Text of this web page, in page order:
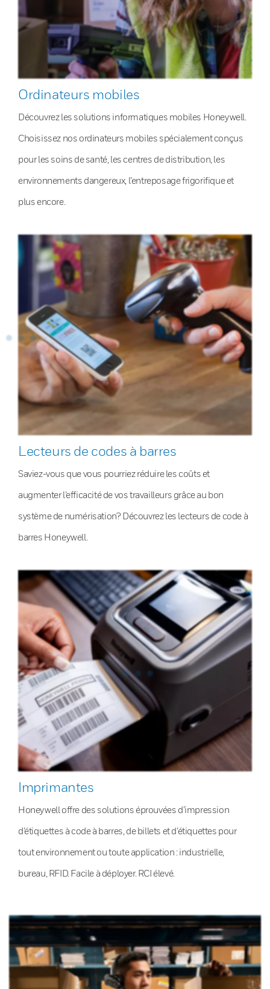
Ordinateurs mobiles
Découvrez les solutions informatiques mobiles Honeywell.
Choisissez nos ordinateurs mobiles spécialement conçus
pour les soins de santé, les centres de distribution, les
environnements dangereux, l’entreposage frigorifique et
plus encore.
Lecteurs de codes à barres
Saviez-vous que vous pourriez réduire les coûts et
augmenter l’efficacité de vos travailleurs grâce au bon
système de numérisation? Découvrez les lecteurs de code à
barres Honeywell.
Imprimantes
Honeywell offre des solutions éprouvées d’impression
d’étiquettes à code à barres, de billets et d’étiquettes pour
tout environnement ou toute application : industrielle,
bureau, RFID. Facile à déployer. RCI élevé.